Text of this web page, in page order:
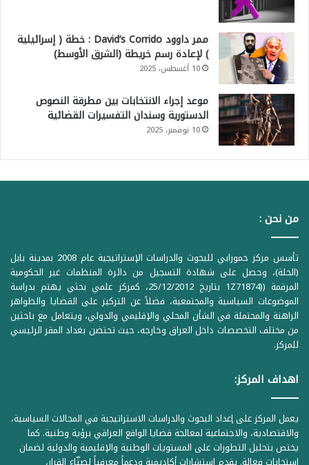
ممر داوود David’s Corrido : خطة ( إسرائيلية
) لإعادة رسم خريطة (الشرق الأوسط)
10 أغسطس، 2025
موعد إجراء الانتخابات بين مطرقة النصوص
الدستورية وسندان التفسيرات القضائية
10 نوفمبر، 2025
من نحن :
تأسس مركز حمورابي للبحوث والدراسات الإستراتيجية عام 2008 بمدينة بابل
(الحلة)، وحصل على شهادة التسجيل من دائرة المنظمات غير الحكومية
المرقمة ((1Z71874 بتاريخ 25/12/2012، كمركز علمي بحثي يهتم بدراسة
الموضوعات السياسية والمجتمعية، فضلاً عن التركيز على القضايا والظواهر
الراهنة والمحتملة في الشأن المحلي والإقليمي والدولي، ويتعامل مع باحثين
من مختلف التخصصات داخل العراق وخارجه، حيث تحتضن بغداد المقر الرئيسي
للمركز.
اهداف المركز:
يعمل المركز على إعداد البحوث والدراسات الاستراتيجية في المجالات السياسية،
والاقتصادية، والاجتماعية لمعالجة قضايا الواقع العراقي برؤية وطنية. كما
يختص بتحليل التطورات على المستويات الوطنية والإقليمية والدولية لضمان